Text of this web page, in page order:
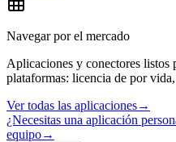
Navegar por el mercado
Aplicaciones y conectores listos
plataformas: licencia de por
Ver todas las aplicaciones→
¿Necesitas una aplicación
equipo→